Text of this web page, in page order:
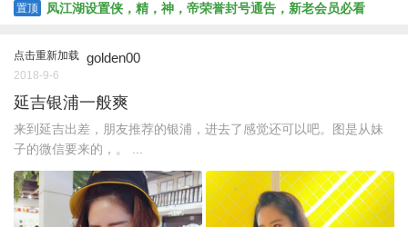
置顶 凤江湖设置侠，精，神，帝荣誉封号通告，新老会员必看
点击重新加载 golden00
2018-9-6
延吉银浦一般爽
来到延吉出差，朋友推荐的银浦，进去了感觉还可以吧。图是从妹
子的微信要来的，。 ...